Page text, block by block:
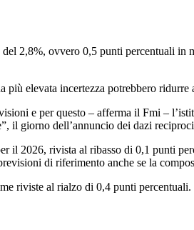
2,8%, ovvero 0,5 punti percentuali
elevata incertezza potrebbero
e per questo – afferma il Fmi –
il giorno dell’annuncio dei dazi
il 2026, rivista al ribasso di 0,1 punti
di riferimento anche se la
riviste al rialzo di 0,4 punti